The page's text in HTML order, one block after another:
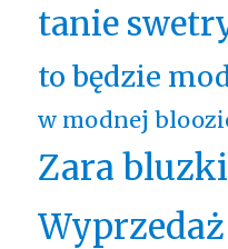
tanie
to będzie
w modnej
Zara
Wyprzedaż